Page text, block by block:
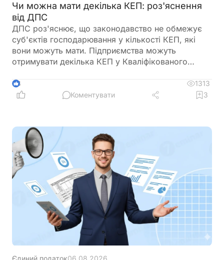
Чи можна мати декілька КЕП: роз'яснення
від ДПС
ДПС роз'яснює, що законодавство не обмежує
суб'єктів господарювання у кількості КЕП, які
вони можуть мати. Підприємства можуть
отримувати декілька КЕП у Кваліфікованого
України
4
1313
Коментувати
3